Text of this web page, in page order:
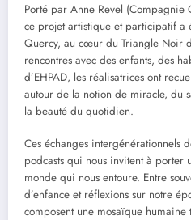
Porté par Anne Revel (Compagnie
ce projet artistique et participatif a
Quercy, au cœur du Triangle Noir
rencontres avec des enfants, des
d’EHPAD, les réalisatrices ont
autour de la notion de miracle, du
la beauté du quotidien.
Ces échanges intergénérationnels
podcasts qui nous invitent à
monde qui nous entoure. Entre
d’enfance et réflexions sur notre
composent une mosaïque humaine